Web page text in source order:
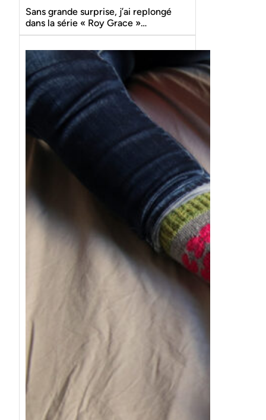
Sans grande surprise, j’ai replongé
dans la série « Roy Grace »…